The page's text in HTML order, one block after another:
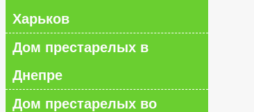
Харьков
Дом престарелых в
Днепре
Дом престарелых во